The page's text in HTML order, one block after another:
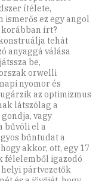
ítélete,
ismerős ez egy angol
korábban írt?
tehát
anyaggá válása
be,
orwelli
nyomor és
az optimizmus
látszólag a
vagy
bűvöli el a
bűntudat a
akkor, ott, egy 17
félelemből igazodó
helyi pártvezetők